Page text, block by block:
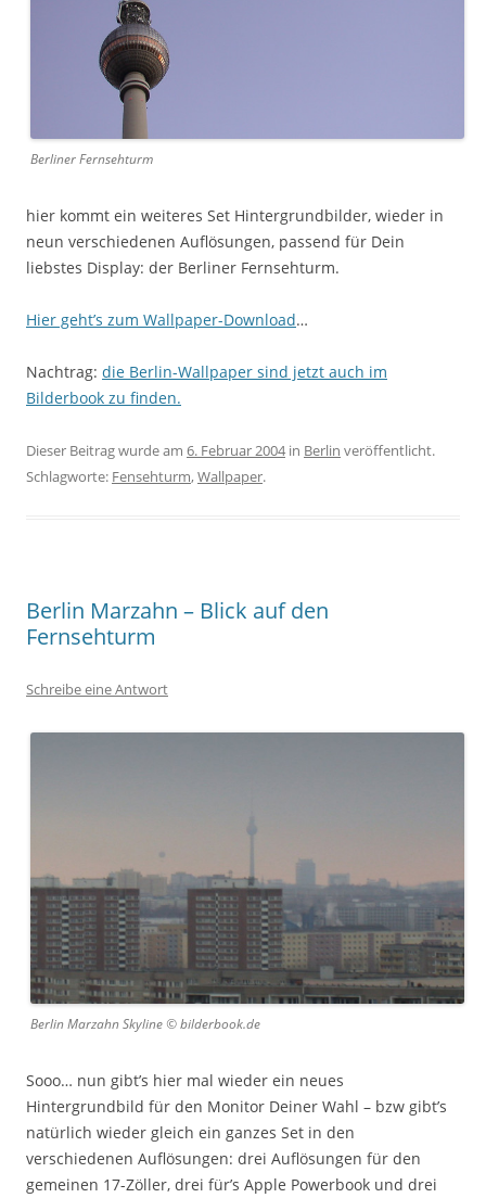
Berliner Fernsehturm
hier kommt ein weiteres Set Hintergrundbilder, wieder in
neun verschiedenen Auflösungen, passend für Dein
liebstes Display: der Berliner Fernsehturm.
Hier geht’s zum Wallpaper-Download…
Nachtrag: die Berlin-Wallpaper sind jetzt auch im
Bilderbook zu finden.
Dieser Beitrag wurde am 6. Februar 2004 in Berlin veröffentlicht.
Schlagworte: Fensehturm,Wallpaper.
Berlin Marzahn – Blick auf den
Fernsehturm
Schreibe eine Antwort
Berlin Marzahn Skyline © bilderbook.de
Sooo… nun gibt’s hier mal wieder ein neues
Hintergrundbild für den Monitor Deiner Wahl – bzw gibt’s
natürlich wieder gleich ein ganzes Set in den
verschiedenen Auflösungen: drei Auflösungen für den
gemeinen 17-Zöller, drei für’s Apple Powerbook und drei